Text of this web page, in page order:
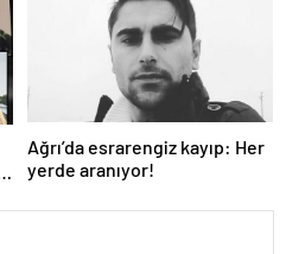
Ağrı’da esrarengiz kayıp: Her
yerde aranıyor!